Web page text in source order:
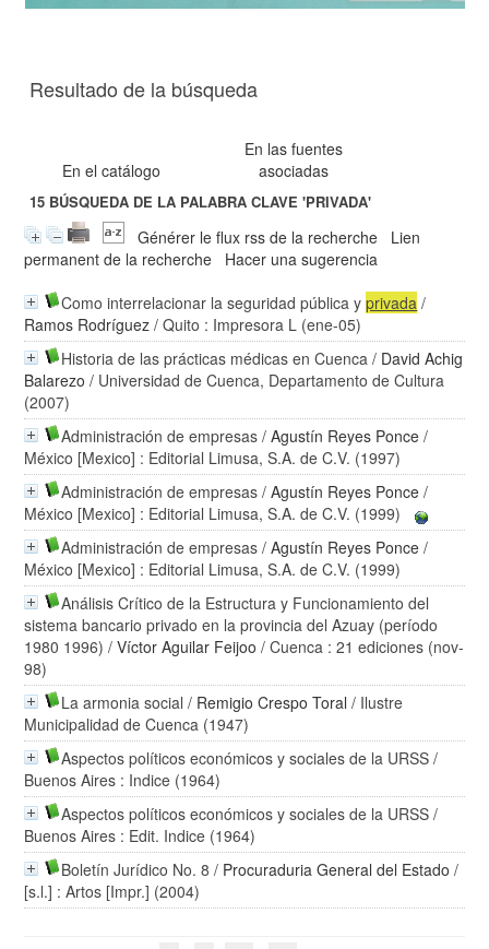
Resultado de la búsqueda
En el catálogo
En las fuentes
asociadas
15 BÚSQUEDA DE LA PALABRA CLAVE'PRIVADA'
Générer le flux rss de la recherche
Lien
permanent de la recherche
Hacer una sugerencia
Como interrelacionar la seguridad pública yprivada /
Ramos Rodríguez / Quito : Impresora L (ene-05)
Historia de las prácticas médicas en Cuenca / David Achig
Balarezo / Universidad de Cuenca, Departamento de Cultura
(2007)
Administración de empresas /Agustín Reyes Ponce /
México [Mexico] : Editorial Limusa, S.A. de C.V. (1997)
Administración de empresas /Agustín Reyes Ponce /
México [Mexico] : Editorial Limusa, S.A. de C.V. (1999)
Administración de empresas /Agustín Reyes Ponce /
México [Mexico] : Editorial Limusa, S.A. de C.V. (1999)
Análisis Crítico de la Estructura y Funcionamiento del
sistema bancario privado en la provincia del Azuay (período
1980 1996) /Víctor Aguilar Feijoo / Cuenca : 21 ediciones (nov-
98)
La armonia social / Remigio Crespo Toral / Ilustre
Municipalidad de Cuenca (1947)
Aspectos políticos económicos y sociales de la URSS /
Buenos Aires : Indice (1964)
Aspectos políticos económicos y sociales de la URSS /
Buenos Aires : Edit. Indice (1964)
Boletín Jurídico No. 8 / Procuraduria General del Estado /
[s.l.] : Artos [Impr.] (2004)